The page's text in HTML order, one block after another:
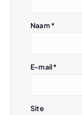
Naam*
E-mail*
Site